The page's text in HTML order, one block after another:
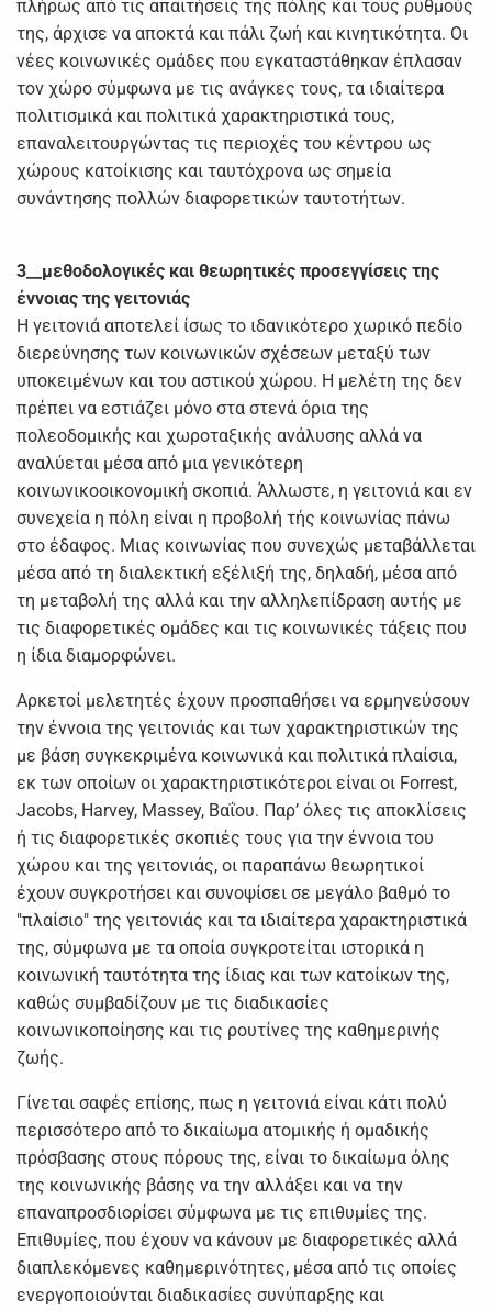
πλήρως από τις απαιτήσεις της πόλης και τους ρυθμούς
της, άρχισε να αποκτά και πάλι ζωή και κινητικότητα. Οι
νέες κοινωνικές ομάδες που εγκαταστάθηκαν έπλασαν
τον χώρο σύμφωνα με τις ανάγκες τους, τα ιδιαίτερα
πολιτισμικά και πολιτικά χαρακτηριστικά τους,
επαναλειτουργώντας τις περιοχές του κέντρου ως
χώρους κατοίκισης και ταυτόχρονα ως σημεία
συνάντησης πολλών διαφορετικών ταυτοτήτων.
3__μεθοδολογικές και θεωρητικές προσεγγίσεις της
έννοιας της γειτονιάς
Η γειτονιά αποτελεί ίσως το ιδανικότερο χωρικό πεδίο
διερεύνησης των κοινωνικών σχέσεων μεταξύ των
υποκειμένων και του αστικού χώρου. Η μελέτη της δεν
πρέπει να εστιάζει μόνο στα στενά όρια της
πολεοδομικής και χωροταξικής ανάλυσης αλλά να
αναλύεται μέσα από μια γενικότερη
κοινωνικοοικονομική σκοπιά. Άλλωστε, η γειτονιά και εν
συνεχεία η πόλη είναι η προβολή τής κοινωνίας πάνω
στο έδαφος. Μιας κοινωνίας που συνεχώς μεταβάλλεται
μέσα από τη διαλεκτική εξέλιξή της, δηλαδή, μέσα από
τη μεταβολή της αλλά και την αλληλεπίδραση αυτής με
τις διαφορετικές ομάδες και τις κοινωνικές τάξεις που
η ίδια διαμορφώνει.
Αρκετοί μελετητές έχουν προσπαθήσει να ερμηνεύσουν
την έννοια της γειτονιάς και των χαρακτηριστικών της
με βάση συγκεκριμένα κοινωνικά και πολιτικά πλαίσια,
εκ των οποίων οι χαρακτηριστικότεροι είναι οι Forrest,
Jacobs, Harvey, Massey, Βαΐου. Παρ’ όλες τις αποκλίσεις
ή τις διαφορετικές σκοπιές τους για την έννοια του
χώρου και της γειτονιάς, οι παραπάνω θεωρητικοί
έχουν συγκροτήσει και συνοψίσει σε μεγάλο βαθμό το
"πλαίσιο" της γειτονιάς και τα ιδιαίτερα χαρακτηριστικά
της, σύμφωνα με τα οποία συγκροτείται ιστορικά η
κοινωνική ταυτότητα της ίδιας και των κατοίκων της,
καθώς συμβαδίζουν με τις διαδικασίες
κοινωνικοποίησης και τις ρουτίνες της καθημερινής
ζωής.
Γίνεται σαφές επίσης, πως η γειτονιά είναι κάτι πολύ
περισσότερο από το δικαίωμα ατομικής ή ομαδικής
πρόσβασης στους πόρους της, είναι το δικαίωμα όλης
της κοινωνικής βάσης να την αλλάξει και να την
επαναπροσδιορίσει σύμφωνα με τις επιθυμίες της.
Επιθυμίες, που έχουν να κάνουν με διαφορετικές αλλά
διαπλεκόμενες καθημερινότητες, μέσα από τις οποίες
ενεργοποιούνται διαδικασίες συνύπαρξης και